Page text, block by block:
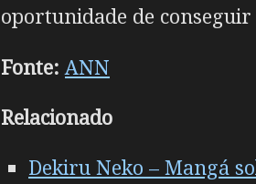
oportunidade de
Fonte: ANN
Relacionado
Dekiru Neko – Mangá